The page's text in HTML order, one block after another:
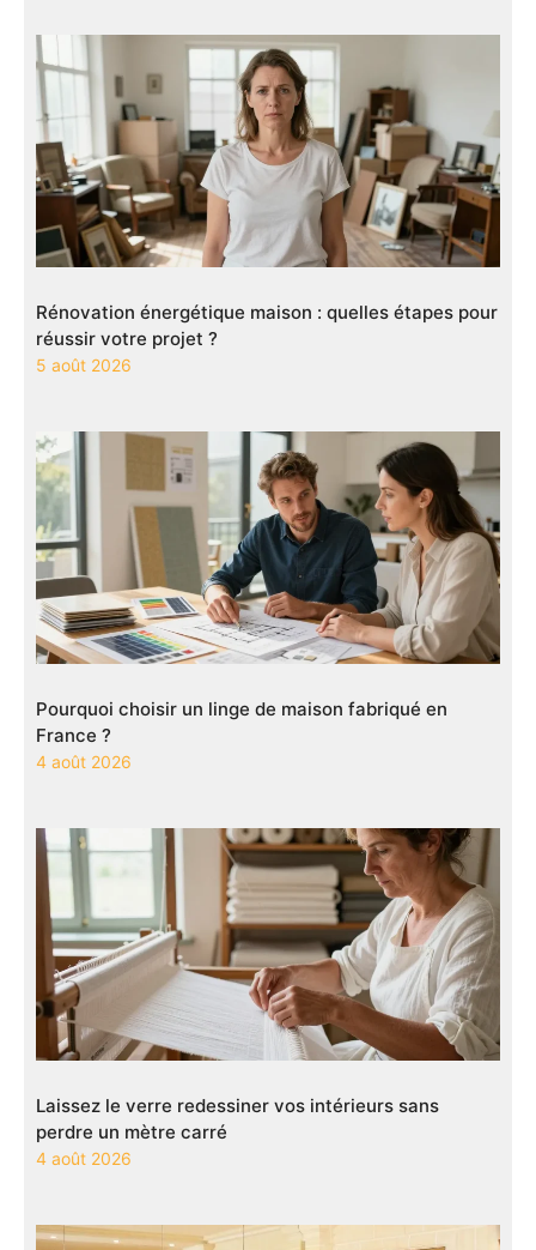
Rénovation énergétique maison : quelles étapes pour
réussir votre projet ?
5 août 2026
Pourquoi choisir un linge de maison fabriqué en
France ?
4 août 2026
Laissez le verre redessiner vos intérieurs sans
perdre un mètre carré
4 août 2026